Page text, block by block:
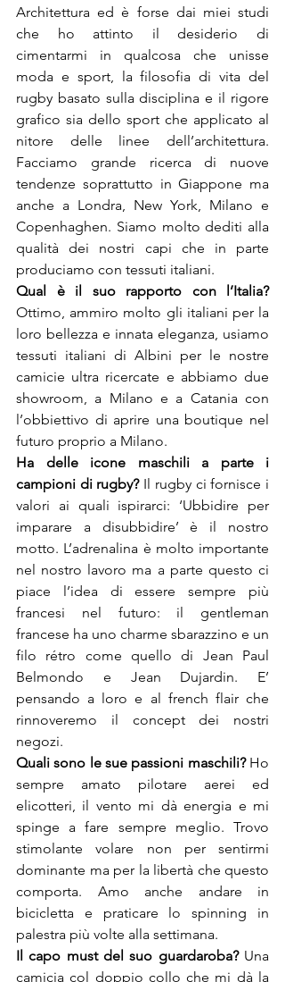
Architettura ed è forse dai miei studi
che ho attinto il desiderio di
cimentarmi in qualcosa che unisse
moda e sport, la filosofia di vita del
rugby basato sulla disciplina e il rigore
grafico sia dello sport che applicato al
nitore delle linee dell’architettura.
Facciamo grande ricerca di nuove
tendenze soprattutto in Giappone ma
anche a Londra, New York, Milano e
Copenhaghen. Siamo molto dediti alla
qualità dei nostri capi che in parte
produciamo con tessuti italiani.
Qual è il suo rapporto con l’Italia?
Ottimo, ammiro molto gli italiani per la
loro bellezza e innata eleganza, usiamo
tessuti italiani di Albini per le nostre
camicie ultra ricercate e abbiamo due
showroom, a Milano e a Catania con
l’obbiettivo di aprire una boutique nel
futuro proprio a Milano.
Ha delle icone maschili a parte i
campioni di rugby? Il rugby ci fornisce i
valori ai quali ispirarci: ‘Ubbidire per
imparare a disubbidire’ è il nostro
motto. L’adrenalina è molto importante
nel nostro lavoro ma a parte questo ci
piace l’idea di essere sempre più
francesi nel futuro: il gentleman
francese ha uno charme sbarazzino e un
filo rétro come quello di Jean Paul
Belmondo e Jean Dujardin. E’
pensando a loro e al french flair che
rinnoveremo il concept dei nostri
negozi.
Quali sono le sue passioni maschili? Ho
sempre amato pilotare aerei ed
elicotteri, il vento mi dà energia e mi
spinge a fare sempre meglio. Trovo
stimolante volare non per sentirmi
dominante ma per la libertà che questo
comporta. Amo anche andare in
bicicletta e praticare lo spinning in
palestra più volte alla settimana.
Il capo must del suo guardaroba? Una
camicia col doppio collo che mi dà la